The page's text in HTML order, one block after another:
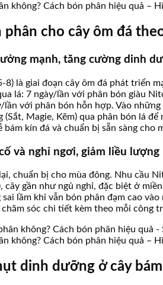
không? Cách bón phân hiệu quả –
cho cây ôm đá
mạnh, tăng cường dinh
8) là giai đoạn cây ôm đá phát triển
lá: 7 ngày/lần với phân bón giàu
với phân bón hỗn hợp. Vào
Magie, Kẽm) qua phân bón lá
kín đá và chuẩn bị sẵn sàng cho
và nghỉ ngơi, giảm liều lượng
chuẩn bị cho mùa đông. Nhu cầu
cây gần như ngủ nghỉ, đặc biệt ở
lầm khi vẫn bón phân đạm cao
sóc chi tiết kèm theo mỗi công
không? Cách bón phân hiệu quả –
dinh dưỡng ở cây